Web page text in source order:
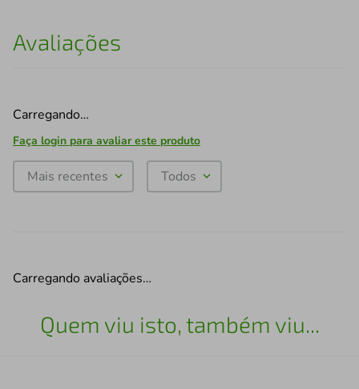
Avaliações
Carregando…
Faça login para avaliar este produto
Mais recentes Todos
Carregando avaliações…
Quem viu isto, também viu...